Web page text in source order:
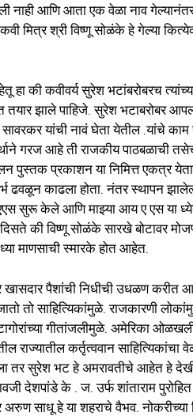
नाही आणि आता एक वेळा नाव
श्री विष्णू सोळंके हे गेल्या कित्येक
की कवीवर्य सुरेश भटांबरोबरच
झाले पाहिजे. सुरेश भटाबरोबर
यांची नावं घेता येतील .यांचे
गरज आहे ती राजकीय पाठबळाची तसेच
पुस्तक प्रकाशन या निमित्त एकत्र
ढवळून काढला होता. नंतर स्थापन
सुरू केले आणि माझ्या आय ए एस या
की विष्णू सोळंके सारखे बोटावर
माणसाची स्मारके होत आहेत.
खासदार पैशांची निधीची उधळण
तो साहित्यिकांमुळे. राजकारणी
गीतांजलीमुळे. अमेरिका
कर्तृत्ववान साहित्यिकांचा
तर सुरेश भट हे अमरावतीचे आहेत हे
देशपांडे के . ज. उर्फ शांताराम पुरोहित
साधू हे या शहराचे वैभव. नोकरीच्या